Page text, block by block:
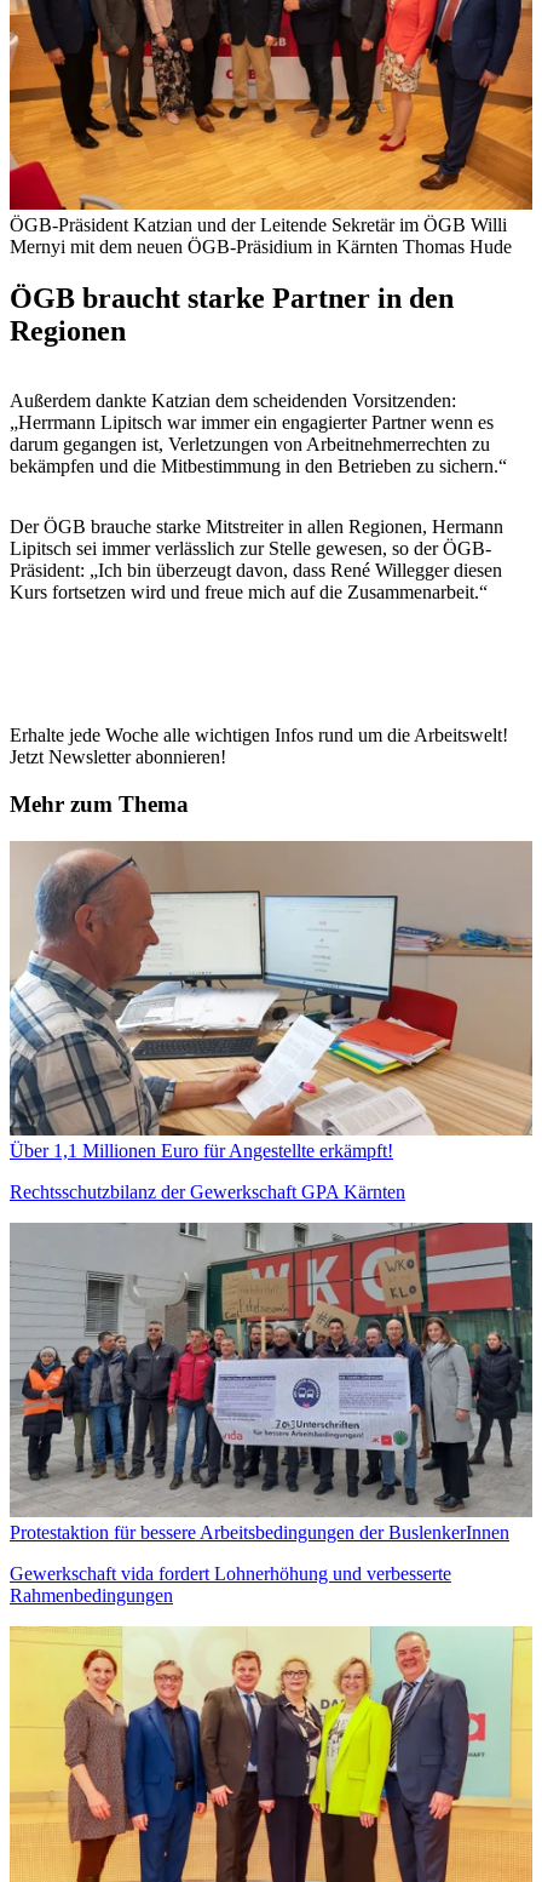
ÖGB-Präsident Katzian und der Leitende Sekretär im ÖGB Willi
Mernyi mit dem neuen ÖGB-Präsidium in Kärnten Thomas Hude
ÖGB braucht starke Partner in den
Regionen
Außerdem dankte Katzian dem scheidenden Vorsitzenden:
„Herrmann Lipitsch war immer ein engagierter Partner wenn es
darum gegangen ist, Verletzungen von Arbeitnehmerrechten zu
bekämpfen und die Mitbestimmung in den Betrieben zu sichern.“
Der ÖGB brauche starke Mitstreiter in allen Regionen, Hermann
Lipitsch sei immer verlässlich zur Stelle gewesen, so der ÖGB-
Präsident: „Ich bin überzeugt davon, dass René Willegger diesen
Kurs fortsetzen wird und freue mich auf die Zusammenarbeit.“
Erhalte jede Woche alle wichtigen Infos rund um die Arbeitswelt!
Jetzt Newsletter abonnieren!
Mehr zum Thema
Über 1,1 Millionen Euro für Angestellte erkämpft!
Rechtsschutzbilanz der Gewerkschaft GPA Kärnten
Protestaktion für bessere Arbeitsbedingungen der BuslenkerInnen
Gewerkschaft vida fordert Lohnerhöhung und verbesserte
Rahmenbedingungen